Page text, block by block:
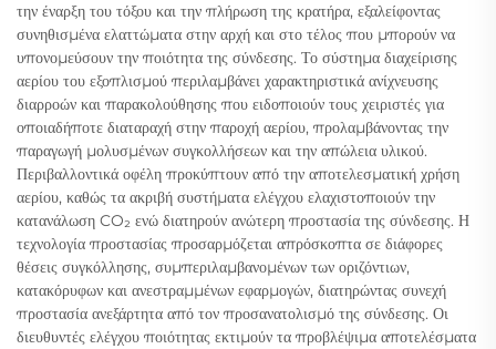
την έναρξη του τόξου και την πλήρωση της κρατήρα, εξαλείφοντας
συνηθισμένα ελαττώματα στην αρχή και στο τέλος που μπορούν να
υπονομεύσουν την ποιότητα της σύνδεσης. Το σύστημα διαχείρισης
αερίου του εξοπλισμού περιλαμβάνει χαρακτηριστικά ανίχνευσης
διαρροών και παρακολούθησης που ειδοποιούν τους χειριστές για
οποιαδήποτε διαταραχή στην παροχή αερίου, προλαμβάνοντας την
παραγωγή μολυσμένων συγκολλήσεων και την απώλεια υλικού.
Περιβαλλοντικά οφέλη προκύπτουν από την αποτελεσματική χρήση
αερίου, καθώς τα ακριβή συστήματα ελέγχου ελαχιστοποιούν την
κατανάλωση CO₂ ενώ διατηρούν ανώτερη προστασία της σύνδεσης. Η
τεχνολογία προστασίας προσαρμόζεται απρόσκοπτα σε διάφορες
θέσεις συγκόλλησης, συμπεριλαμβανομένων των οριζόντιων,
κατακόρυφων και ανεστραμμένων εφαρμογών, διατηρώντας συνεχή
προστασία ανεξάρτητα από τον προσανατολισμό της σύνδεσης. Οι
διευθυντές ελέγχου ποιότητας εκτιμούν τα προβλέψιμα αποτελέσματα